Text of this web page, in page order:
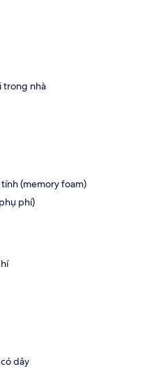
trong nhà
(memory foam)
phí)
dây